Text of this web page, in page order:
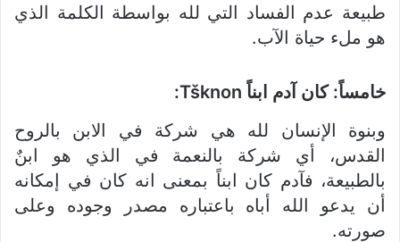
طبيعة عدم الفساد التي لله بواسطة الكلمة الذي
هو ملء حياة الآب.
خامساً: كان آدم ابناً Tšknon:
وبنوة الإنسان لله هي شركة في الابن بالروح
القدس، أي شركة بالنعمة في الذي هو ابنٌ
بالطبيعة، فآدم كان ابناً بمعنى انه كان في إمكانه
أن يدعو الله أباه باعتباره مصدر وجوده وعلى
صورته.